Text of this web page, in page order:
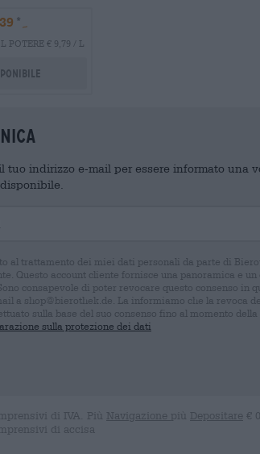
POTERE € 9,79 / L
tuo indirizzo e-mail per essere informato una
al trattamento dei miei dati personali da parte di
Questo account cliente fornisce una panoramica e
consapevole di poter revocare questo consenso in
a shop@bierothek.de. La informiamo che la revoca
sulla base del suo consenso fino al momento
sulla protezione dei dati
di IVA. Più Navigazione più Depositare €
di accisa